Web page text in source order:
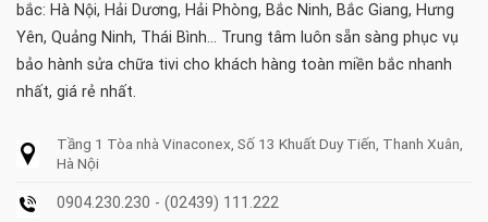
bắc: Hà Nội, Hải Dương, Hải Phòng, Bắc Ninh, Bắc Giang, Hưng
Yên, Quảng Ninh, Thái Bình... Trung tâm luôn sẵn sàng phục vụ
bảo hành sửa chữa tivi cho khách hàng toàn miền bắc nhanh
nhất, giá rẻ nhất.
Tầng 1 Tòa nhà Vinaconex, Số 13 Khuất Duy Tiến, Thanh Xuân,
Hà Nội
0904.230.230 - (02439) 111.222